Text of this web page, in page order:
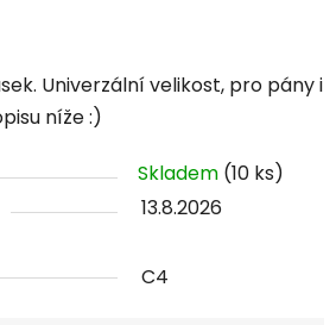
Univerzální velikost, pro pány i
níže :)
Skladem (10 ks)
13.8.2026
C4